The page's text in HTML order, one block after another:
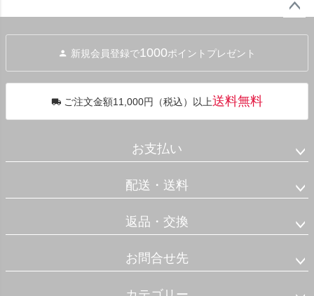
へ
新規会員登録で1000ポイントプレゼント
ご注文金額11,000円（税込）以上送料無料
お支払い
配送・送料
返品・交換
お問合せ先